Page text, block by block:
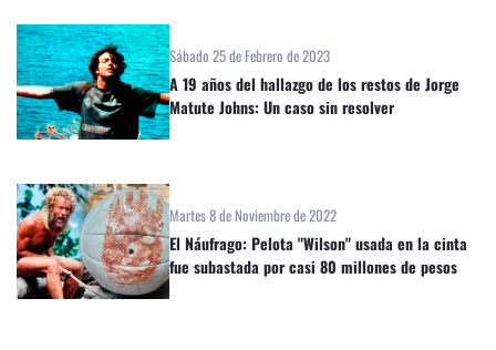
Sábado 25 de Febrero de 2023
A 19 años del hallazgo de los restos de Jorge
Matute Johns: Un caso sin resolver
Martes 8 de Noviembre de 2022
El Náufrago: Pelota "Wilson" usada en la cinta
fue subastada por casi 80 millones de pesos